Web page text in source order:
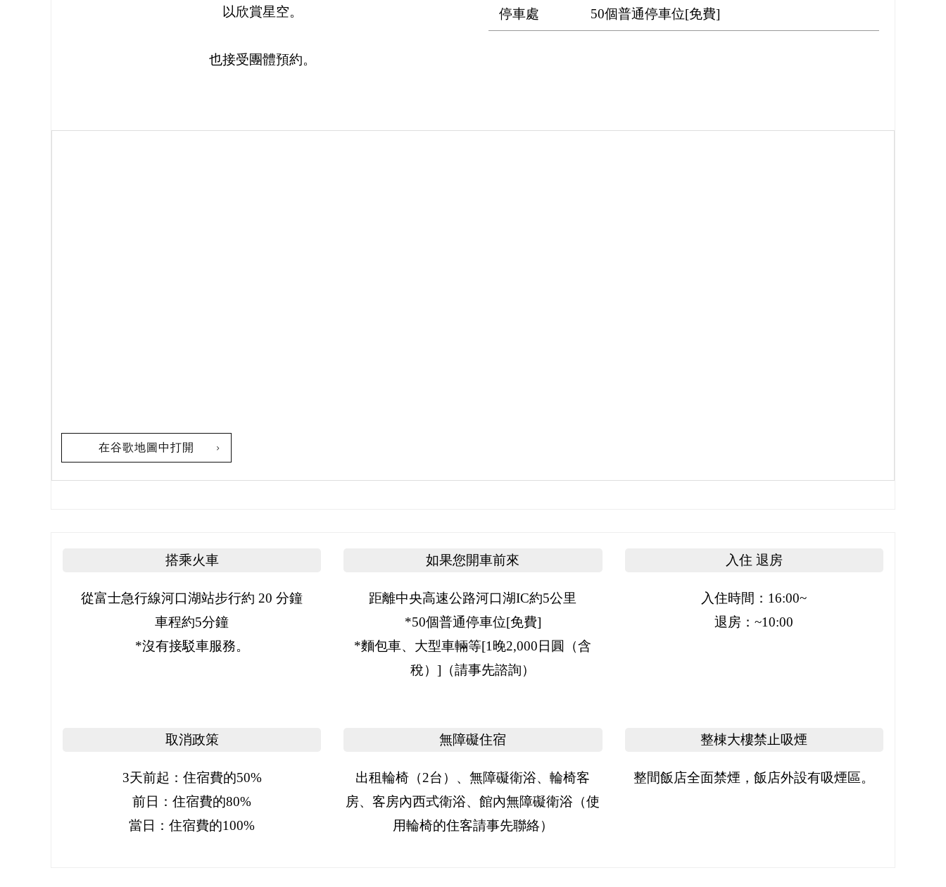
以欣賞星空。
也接受團體預約。
停車處 50個普通停車位[免費]
在谷歌地圖中打開
搭乘火車
從富士急行線河口湖站步行約 20 分鐘
車程約5分鐘
*沒有接駁車服務。
如果您開車前來
距離中央高速公路河口湖IC約5公里
*50個普通停車位[免費]
*麵包車、大型車輛等[1晚2,000日圓（含
稅）]（請事先諮詢）
入住 退房
入住時間：16:00~
退房：~10:00
取消政策
3天前起：住宿費的50%
前日：住宿費的80%
當日：住宿費的100%
無障礙住宿
出租輪椅（2台）、無障礙衛浴、輪椅客
房、客房內西式衛浴、館內無障礙衛浴（使
用輪椅的住客請事先聯絡）
整棟大樓禁止吸煙
整間飯店全面禁煙，飯店外設有吸煙區。